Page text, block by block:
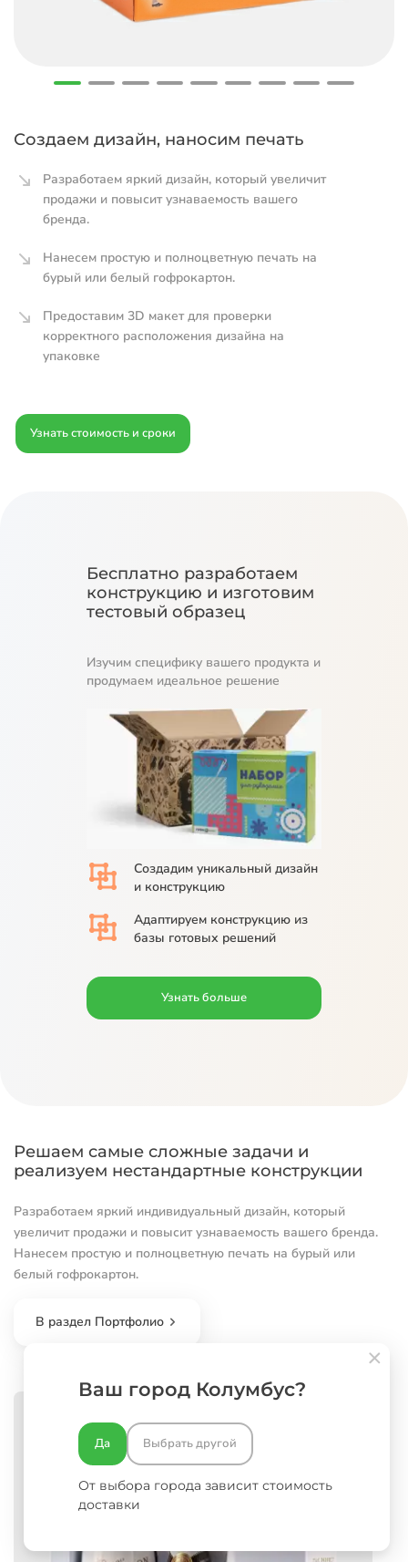
Создаем дизайн, наносим печать
Разработаем яркий дизайн, который увеличит
продажи и повысит узнаваемость вашего
бренда.
Нанесем простую и полноцветную печать на
бурый или белый гофрокартон.
Предоставим 3D макет для проверки
корректного расположения дизайна на
упаковке
Узнать стоимость и сроки
Бесплатно разработаем
конструкцию и изготовим
тестовый образец
Изучим специфику вашего продукта и
продумаем идеальное решение
Создадим уникальный дизайн
и конструкцию
Адаптируем конструкцию из
базы готовых решений
Узнать больше
Решаем самые сложные задачи и
реализуем нестандартные конструкции
Разработаем яркий индивидуальный дизайн, который
увеличит продажи и повысит узнаваемость вашего бренда.
Нанесем простую и полноцветную печать на бурый или
белый гофрокартон.
В раздел Портфолио
Ваш город Колумбус?
Да Выбрать другой
От выбора города зависит стоимость
доставки